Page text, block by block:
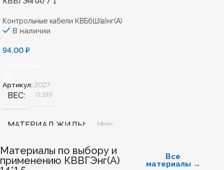
Контрольные кабели КВБбШ(в)нг(А)
В наличии
94,00 ₽
Артикул: 2027
ВЕС 0,199
МАТЕРИАЛ ЖИЛЫ Медь
БЕЗГАЛОГЕННЫЙ Нет
Материалы по выбору и
применению КВВГЭнг(А)
Все
материалы →